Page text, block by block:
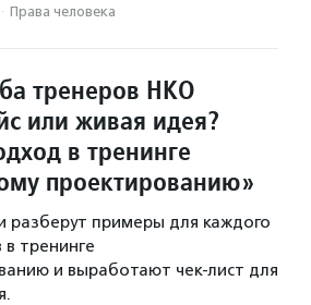
· Права человека
тренеров НКО
или живая идея?
в тренинге
проектированию»
разберут примеры для каждого
тренинге
и выработают чек-лист для